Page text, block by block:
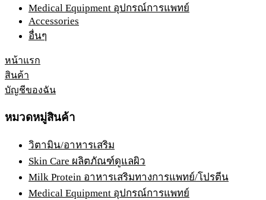
Medical Equipment อุปกรณ์การแพทย์
Accessories
อื่นๆ
หน้าแรก
สินค้า
บัญชีของฉัน
หมวดหมู่สินค้า
วิตามิน/อาหารเสริม
Skin Care ผลิตภัณฑ์ดูแลผิว
Milk Protein อาหารเสริมทางการแพทย์/โปรตีน
Medical Equipment อุปกรณ์การแพทย์